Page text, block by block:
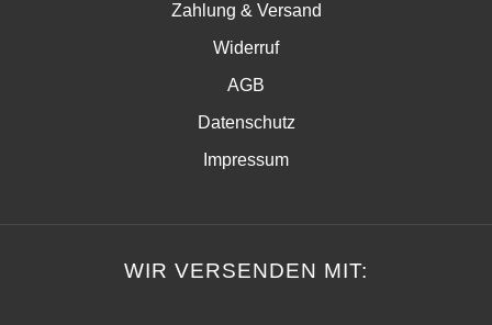
Zahlung & Versand
Widerruf
AGB
Datenschutz
Impressum
WIR VERSENDEN MIT: